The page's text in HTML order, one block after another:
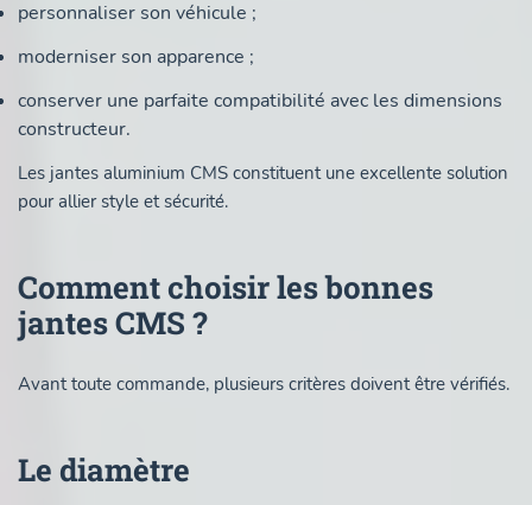
personnaliser son véhicule ;
moderniser son apparence ;
conserver une parfaite compatibilité avec les dimensions
constructeur.
Les jantes aluminium CMS constituent une excellente solution
pour allier style et sécurité.
Comment choisir les bonnes
jantes CMS ?
Avant toute commande, plusieurs critères doivent être vérifiés.
Le diamètre